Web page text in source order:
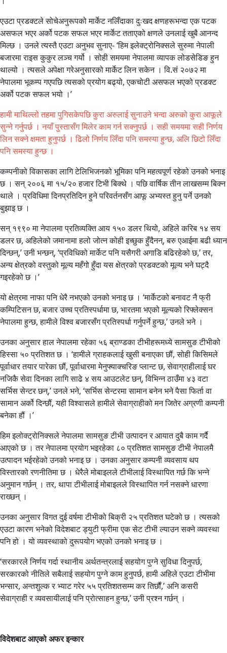
एउटा प्रडक्टले सोचेअनुरूपको मार्केट नलिँदाका दुःखद क्षणहरूभन्दा एक पटक
असफल भएर अर्को पटक सफल भएर मार्केट तताएको क्षणले उनलाई खुबै आनन्द
मिल्छ । उनले त्यस्तै एउटा अनुभव सुनाए- ‘हिम इलेक्ट्रोनिक्सले सुरुमा नेपाली
बजारमा राइस कुकुर लञ्च गर्यो । सोही समयमा नेपालमा व्यापक लोडसेडिङ हुन
थाल्यो । त्यसले अपेक्षा गरेअनुसारको मार्केट लिन सकेन । वि.सं २०७२ मा
नेपालमा भूकम्प गएपछि त्यसको प्रयोग बढ्यो, एकचोटी असफल भएको प्रडक्ट
अर्को पटक सफल भयो ।’
हामी माथिल्लो तहमा पुगिसकेपछि कुरा अरुलाई सुनाउने भन्दा अरुको कुरा आफूले
सुन्ने गर्नुपर्छ । नयाँ पुस्तासँग मिलेर काम गर्न सक्नुपर्छ । सही समयमा सही निर्णय
लिन सक्ने क्षमता हुनुपर्छ । ढिलो निर्णय लिँदा पनि समस्या हुन्छ, अलि छिटो लिँदा
पनि समस्या हुन्छ ।
कम्पनीको विकासका लागि टेलिभिजनको भूमिका पनि महत्वपूर्ण रहेको उनको भनाइ
छ । सन् २००६ मा १५/२० हजार टिभी बिक्थे । पछि वार्षिक तीन लाखसम्म बिक्न
थाले । प्रविधिमा दिनप्रतिदिन हुने परिवर्तनसँग आफू अभ्यस्त हुनु पर्ने उनको
बुझाइ छ ।
सन् १९९० मा नेपालमा प्रतिव्यक्ति आय १५० डलर थियो, अहिले करिब १४ सय
डलर छ, अहिलेको जमानामा हलो जोत्न कोही इच्छुक हुँदैनन्, बरु एआईमा बढी ध्यान
दिन्छन्,’ उनी भन्छन्, ‘प्रविधिको मार्केट पनि यसैगरी अगाडि बढिरहेको छ,’ तर,
अन्य क्षेत्रको वस्तुको मूल्य महँगो हुँदा यस क्षेत्रको प्रडक्टको मूल्य भने घट्दै
गइरहेको छ ।’
यो क्षेत्रमा नाफा पनि धेरै नभएको उनको भनाइ छ । ‘मार्केटको बनावट नै फ्री
कम्पिटिसन छ, बजार उच्च प्रतिस्पर्धामा छ, भारतमा भएको मूल्यको रिफ्लेक्सन
नेपालमा हुन्छ, हामीले विश्व बजारसँग प्रतिस्पर्धा गर्नुपर्ने हुन्छ,’ उनले भने ।
उनका अनुसार हाल नेपालमा रहेका ५६ ब्राण्डका टीभीहरूमध्ये सामसुङ टीभीको
हिस्सा ५० प्रतिशत छ । ‘हामीले ग्राहकलाई खुसी बनाएका छौं, सोही किसिमले
पूर्वाधार तयार पारेका छौं, पूर्वाधारमा मेनुफ्याक्चरिङ प्लान्ट छ, सेवाग्राहीलाई घर
नजिकै सेवा दिनका लागि साढे ४ सय आउटलेट छन्, विभिन्न ठाउँमा ४३ वटा
सर्भिस सेन्टर छन्,’ उनले भने, ‘सर्भिस सेन्टरमा सामान बनेन भने पैसा फिर्ता वा
सामान अर्को दिन्छौं, यही विश्वासले हामीले सेवाग्राहीको मन जितेर अग्रणी कम्पनी
बनेका हौं ।’
हिम इलोक्ट्रोनिक्सले नेपालमा सामसुङ टीभी उत्पादन र आयात दुबै काम गर्दै
आएको छ । तर नेपालमा प्रयोग भइरहेका ८० प्रतिशत सामसुङ टीभी नेपालमै
उत्पादन भईरहेको उनको भनाइ छ । उनका अनुसार कम्पनी व्यवसाय थप
विस्तारको रणनीतिमा छ । धेरैले मोबाइलले टीभीलाई विस्थापित गर्छ कि भन्ने
अनुमान गर्छन् । तर, थापा टीभीलाई मोबाइलले विस्थापित गर्न नसक्ने धारणा
राख्छन् ।
उनका अनुसार विगत दुई वर्षमा टीभीको बिक्री २५ प्रतिशत घटेको छ । त्यसको
एउटा कारण भनेको विदेशबाट ड्युटी फ्रीमा एक सेट टीभी ल्याउन सक्ने व्यवस्था
पनि हो । यो व्यवस्थाको दुरूपयोग भएको उनको भनाइ छ ।
‘सरकारले निर्णय गर्दा स्थानीय अर्थतन्त्रलाई सहयोग पुग्ने सुविधा दिनुपर्छ,
सरकारको नीतिले सबैलाई सहयोग पुग्ने काम हुनुपर्छ, हामी अहिले एउटा टीभीमा
भन्सार, अन्तशुल्क र भ्याट गरेर ५५ प्रतिशतसम्म कर तिर्छौं,’ अनि कसरी
सेवाग्राही र व्यवसायीलाई पनि प्रोत्साहन हुन्छ,’ उनी प्रश्न गर्छन् ।
विदेशबाट आएको अफर इन्कार